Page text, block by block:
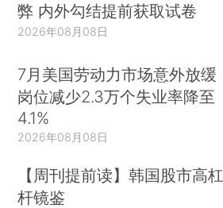
弊 内外勾结提前获取试卷
2026年08月08日
7月美国劳动力市场意外放缓
岗位减少2.3万个失业率降至
4.1%
2026年08月08日
【周刊提前读】韩国股市高杠
杆镜鉴